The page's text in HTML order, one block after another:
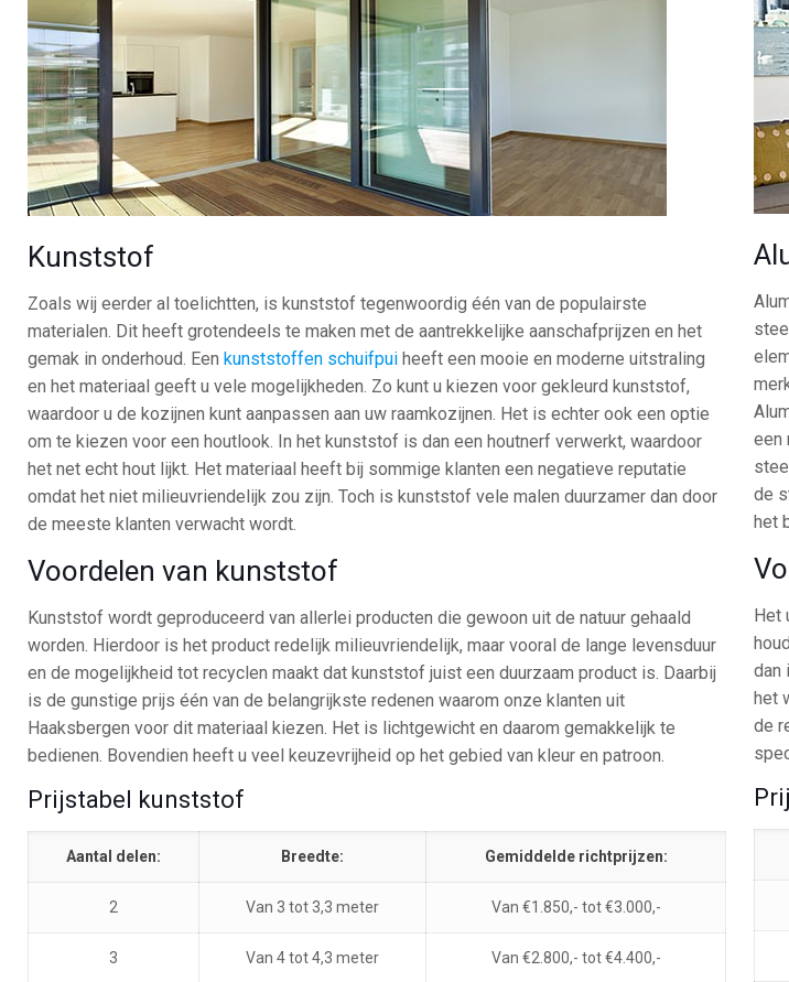
Kunststof
Zoals wij eerder al toelichtten, is kunststof tegenwoordig één van de populairste
materialen. Dit heeft grotendeels te maken met de aantrekkelijke aanschafprijzen en het
gemak in onderhoud. Eenkunststoffen schuifpui heeft een mooie en moderne uitstraling
en het materiaal geeft u vele mogelijkheden. Zo kunt u kiezen voor gekleurd kunststof,
waardoor u de kozijnen kunt aanpassen aan uw raamkozijnen. Het is echter ook een optie
om te kiezen voor een houtlook. In het kunststof is dan een houtnerf verwerkt, waardoor
het net echt hout lijkt. Het materiaal heeft bij sommige klanten een negatieve reputatie
omdat het niet milieuvriendelijk zou zijn. Toch is kunststof vele malen duurzamer dan door
de meeste klanten verwacht wordt.
Voordelen van kunststof
Kunststof wordt geproduceerd van allerlei producten die gewoon uit de natuur gehaald
worden. Hierdoor is het product redelijk milieuvriendelijk, maar vooral de lange levensduur
en de mogelijkheid tot recyclen maakt dat kunststof juist een duurzaam product is. Daarbij
is de gunstige prijs één van de belangrijkste redenen waarom onze klanten uit
Haaksbergen voor dit materiaal kiezen. Het is lichtgewicht en daarom gemakkelijk te
bedienen. Bovendien heeft u veel keuzevrijheid op het gebied van kleur en patroon.
Prijstabel kunststof
Aantal delen: Breedte: Gemiddelde richtprijzen:
2 Van 3 tot 3,3 meter Van €1.850,- tot €3.000,-
3 Van 4 tot 4,3 meter Van €2.800,- tot €4.400,-
een
de
het
Het
dan
het
de